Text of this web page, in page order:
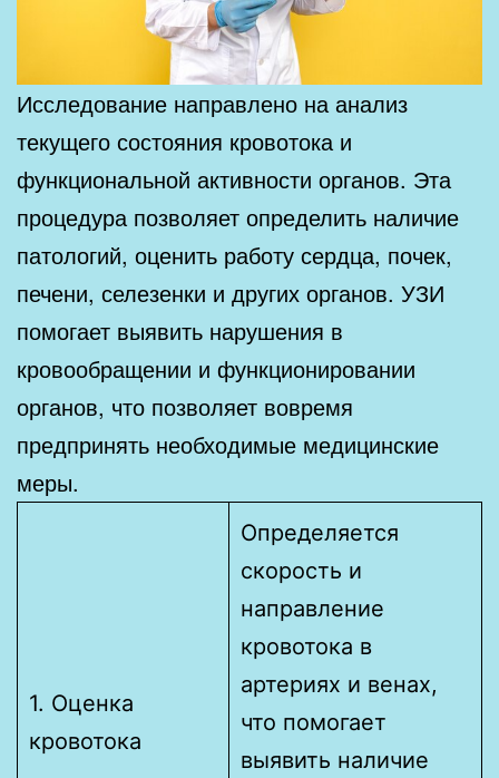
Исследование направлено на анализ
текущего состояния кровотока и
функциональной активности органов. Эта
процедура позволяет определить наличие
патологий, оценить работу сердца, почек,
печени, селезенки и других органов. УЗИ
помогает выявить нарушения в
кровообращении и функционировании
органов, что позволяет вовремя
предпринять необходимые медицинские
меры.
1. Оценка
кровотока
Определяется
скорость и
направление
кровотока в
артериях и венах,
что помогает
выявить наличие